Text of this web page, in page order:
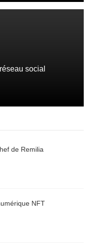
social
de Remilia
NFT